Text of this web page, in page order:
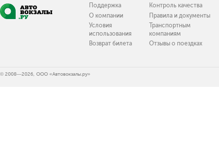
Поддержка
О компании
Условия
использования
Возврат билета
Контроль качества
Правила и документы
Транспортным
компаниям
Отзывы о поездках
© 2008—2026, ООО «Автовокзалы.ру»